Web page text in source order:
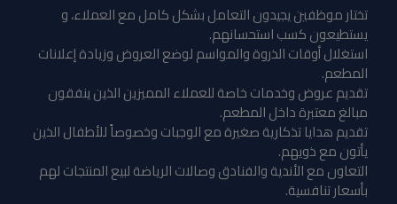
تختار موظفين يجيدون التعامل بشكل كامل مع العملاء، و
يستطيعون كسب استحسانهم.
استغلال أوقات الذروة والمواسم لوضع العروض وزيادة إعلانات
المطعم.
تقديم عروض وخدمات خاصة للعملاء المميزين الذين ينفقون
مبالغ معتبرة داخل المطعم.
تقديم هدايا تذكارية صغيرة مع الوجبات وخصوصاً للأطفال الذين
يأتون مع ذويهم.
التعاون مع الأندية والفنادق وصالات الرياضة لبيع المنتجات لهم
بأسعار تنافسية.